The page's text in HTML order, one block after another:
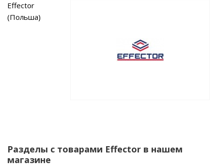
Effector
(Польша)
Разделы с товарами Effector в нашем
магазине